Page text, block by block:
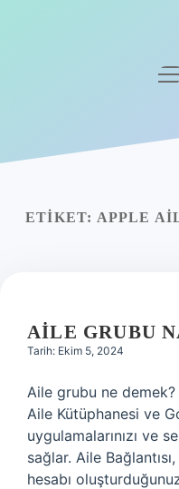
Yasal Uyarı
ETIKET: APPLE
AILE GRUBU
Tarih: Ekim 5, 2024
Aile grubu ne
Aile Kütüphanesi ve
uygulamalarınızı ve
sağlar. Aile
hesabı